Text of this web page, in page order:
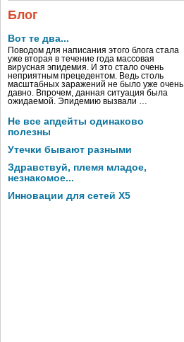
Блог
Вот те два...
Поводом для написания этого блога стала
уже вторая в течение года массовая
вирусная эпидемия. И это стало очень
неприятным прецедентом. Ведь столь
масштабных заражений не было уже очень
давно. Впрочем, данная ситуация была
ожидаемой. Эпидемию вызвали …
Не все апдейты одинаково
полезны
Утечки бывают разными
Здравствуй, племя младое,
незнакомое...
Инновации для сетей X5